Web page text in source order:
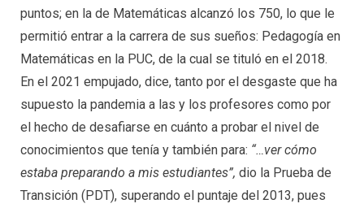
puntos; en la de Matemáticas alcanzó los 750, lo que le
permitió entrar a la carrera de sus sueños: Pedagogía en
Matemáticas en la PUC, de la cual se tituló en el 2018.
En el 2021 empujado, dice, tanto por el desgaste que ha
supuesto la pandemia a las y los profesores como por
el hecho de desafiarse en cuánto a probar el nivel de
conocimientos que tenía y también para: “…ver cómo
estaba preparando a mis estudiantes”, dio la Prueba de
Transición (PDT), superando el puntaje del 2013, pues